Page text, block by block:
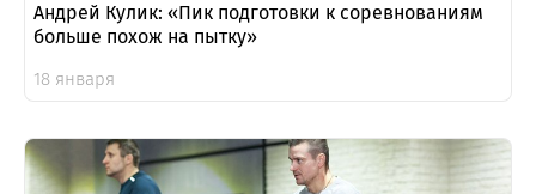
Андрей Кулик: «Пик подготовки к соревнованиям
больше похож на пытку»
18 января